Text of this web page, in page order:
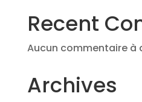
Recent
Aucun commentaire à
Archives